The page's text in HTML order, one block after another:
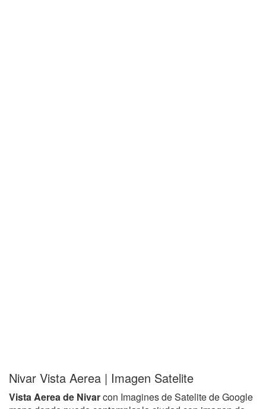
Nivar Vista Aerea | Imagen Satelite
Vista Aerea de Nivarcon Imagines de Satelite de Google